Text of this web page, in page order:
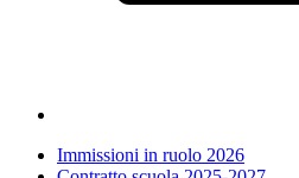
Immissioni in ruolo 2026